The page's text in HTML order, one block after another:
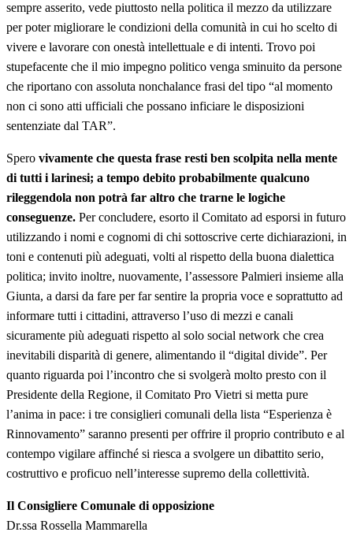
sempre asserito, vede piuttosto nella politica il mezzo da utilizzare
per poter migliorare le condizioni della comunità in cui ho scelto di
vivere e lavorare con onestà intellettuale e di intenti. Trovo poi
stupefacente che il mio impegno politico venga sminuito da persone
che riportano con assoluta nonchalance frasi del tipo “al momento
non ci sono atti ufficiali che possano inficiare le disposizioni
sentenziate dal TAR”.
Spero vivamente che questa frase resti ben scolpita nella mente
di tutti i larinesi; a tempo debito probabilmente qualcuno
rileggendola non potrà far altro che trarne le logiche
conseguenze. Per concludere, esorto il Comitato ad esporsi in futuro
utilizzando i nomi e cognomi di chi sottoscrive certe dichiarazioni, in
toni e contenuti più adeguati, volti al rispetto della buona dialettica
politica; invito inoltre, nuovamente, l’assessore Palmieri insieme alla
Giunta, a darsi da fare per far sentire la propria voce e soprattutto ad
informare tutti i cittadini, attraverso l’uso di mezzi e canali
sicuramente più adeguati rispetto al solo social network che crea
inevitabili disparità di genere, alimentando il “digital divide”. Per
quanto riguarda poi l’incontro che si svolgerà molto presto con il
Presidente della Regione, il Comitato Pro Vietri si metta pure
l’anima in pace: i tre consiglieri comunali della lista “Esperienza è
Rinnovamento” saranno presenti per offrire il proprio contributo e al
contempo vigilare affinché si riesca a svolgere un dibattito serio,
costruttivo e proficuo nell’interesse supremo della collettività.
Il Consigliere Comunale di opposizione
Dr.ssa Rossella Mammarella